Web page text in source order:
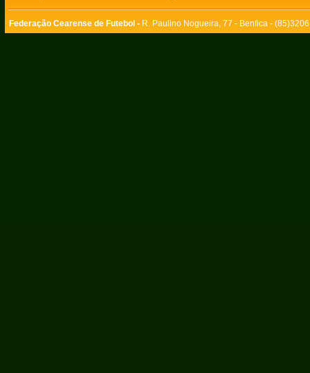
Federação Cearense de Futebol - R. Paulino Nogueira, 77 - Benfica -